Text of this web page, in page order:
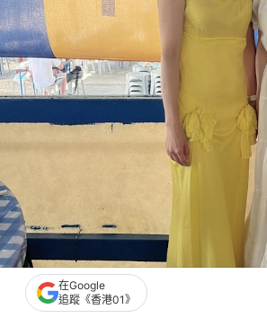
在Google
追蹤《香港01》